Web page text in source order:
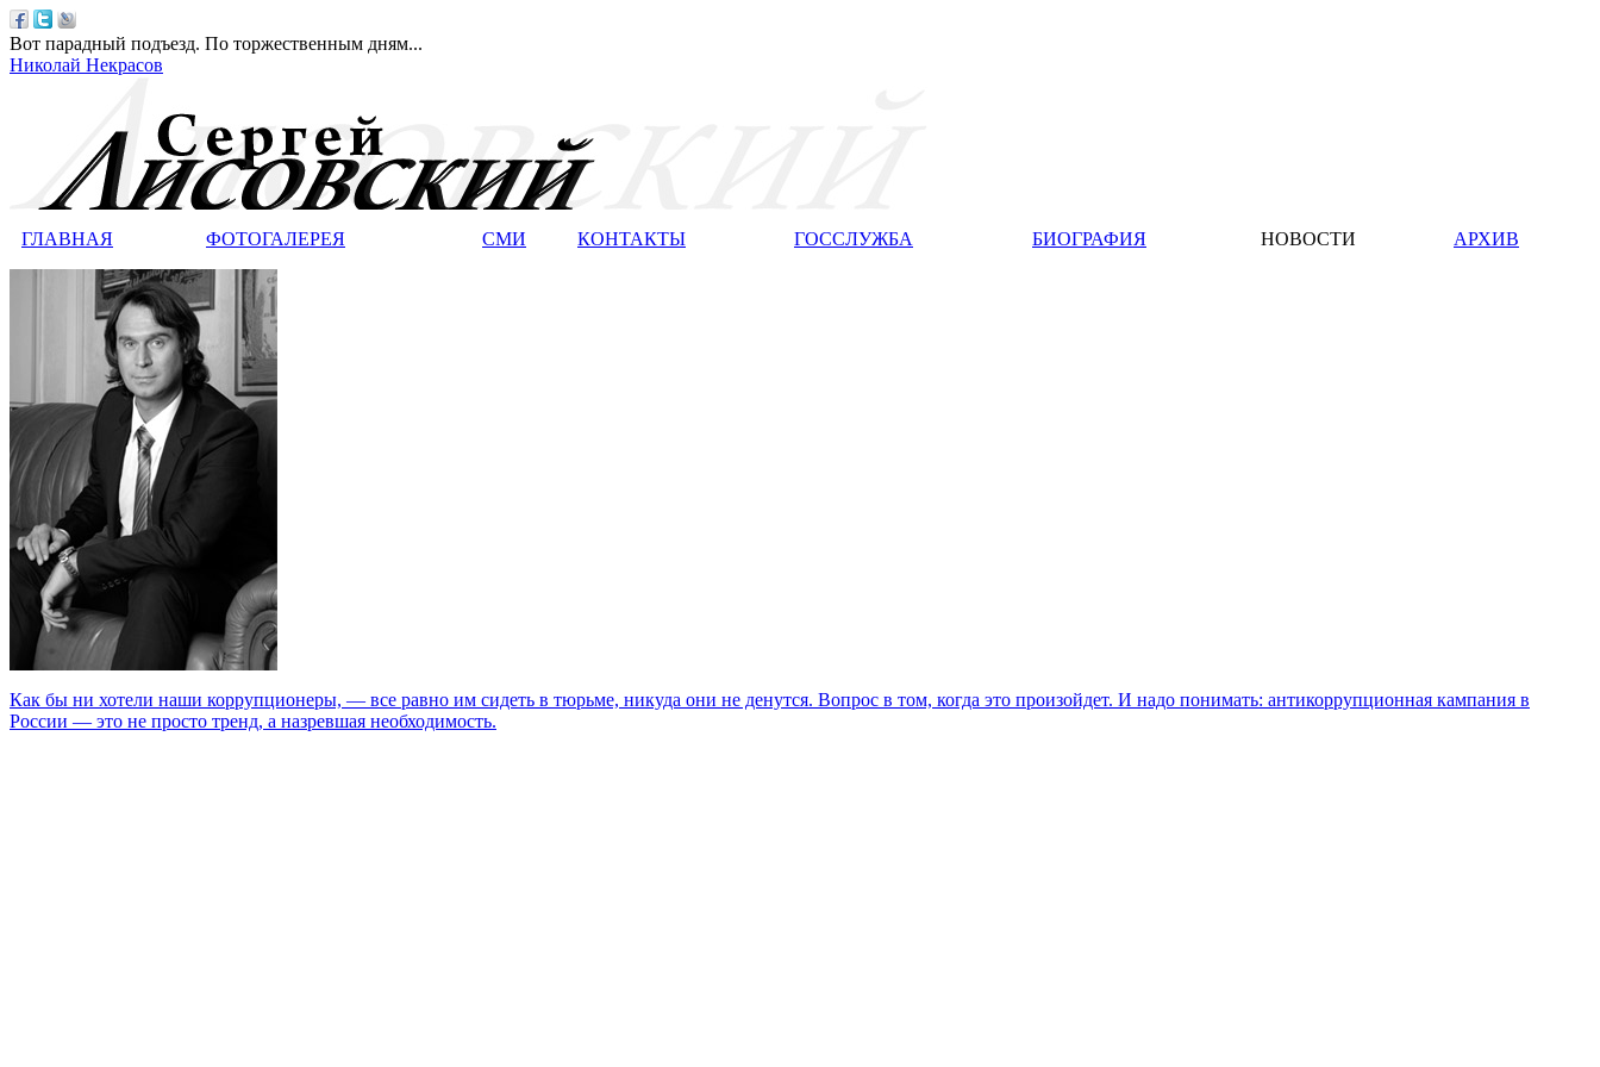
Вот парадный подъезд. По торжественным дням...
Николай Некрасов
ГЛАВНАЯ ФОТОГАЛЕРЕЯ СМИ КОНТАКТЫ ГОССЛУЖБА БИОГРАФИЯ НОВОСТИ АРХИВ
Как бы ни хотели наши коррупционеры, — все равно им сидеть в тюрьме, никуда они не денутся. Вопрос в том, когда это произойдет. И надо понимать: антикоррупционная кампания в
России — это не просто тренд, а назревшая необходимость.